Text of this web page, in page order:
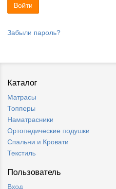
Забыли пароль?
Каталог
Матрасы
Топперы
Наматрасники
Ортопедические подушки
Спальни и Кровати
Текстиль
Пользователь
Вход